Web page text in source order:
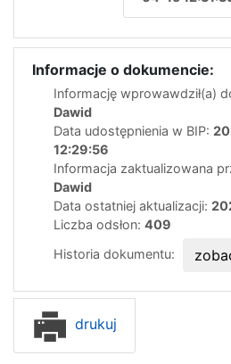
Informacje o dokumencie:
Informację wprowawdził(a)
Dawid
Data udostępnienia w BIP:
12:29:56
Informacja zaktualizowana
Dawid
Data ostatniej aktualizacji:
Liczba odsłon: 409
Historia dokumentu:
drukuj